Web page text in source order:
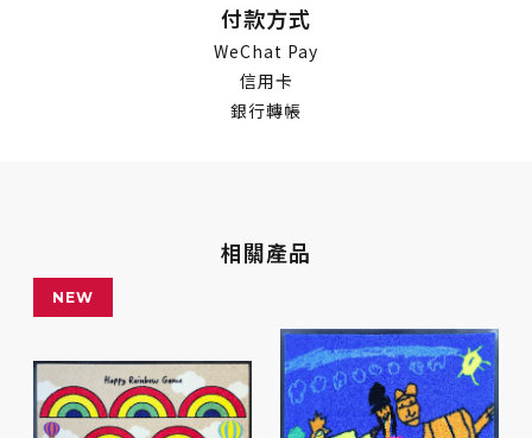
付款方式
WeChat Pay
信用卡
銀行轉帳
相關產品
NEW